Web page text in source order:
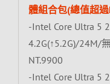
體組合包(總值超
-Intel Core Ultra 5
4.2G(↑5.2G)/24M/
NT.9900
-Intel Core Ultra 5